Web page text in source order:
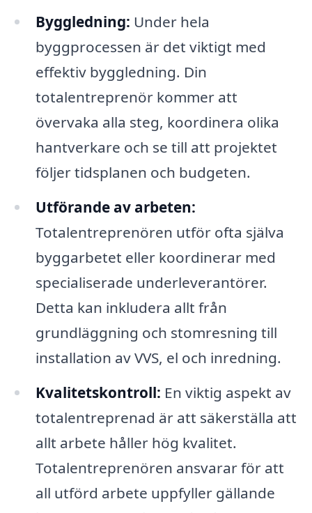
Byggledning: Under hela
byggprocessen är det viktigt med
effektiv byggledning. Din
totalentreprenör kommer att
övervaka alla steg, koordinera olika
hantverkare och se till att projektet
följer tidsplanen och budgeten.
Utförande av arbeten:
Totalentreprenören utför ofta själva
byggarbetet eller koordinerar med
specialiserade underleverantörer.
Detta kan inkludera allt från
grundläggning och stomresning till
installation av VVS, el och inredning.
Kvalitetskontroll: En viktig aspekt av
totalentreprenad är att säkerställa att
allt arbete håller hög kvalitet.
Totalentreprenören ansvarar för att
all utförd arbete uppfyller gällande